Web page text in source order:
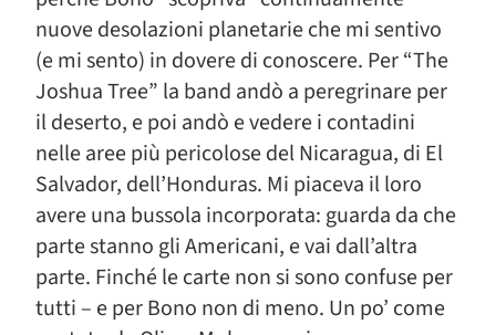
nuove desolazioni planetarie che mi sentivo
(e mi sento) in dovere di conoscere. Per “The
Joshua Tree” la band andò a peregrinare per
il deserto, e poi andò e vedere i contadini
nelle aree più pericolose del Nicaragua, di El
Salvador, dell’Honduras. Mi piaceva il loro
avere una bussola incorporata: guarda da che
parte stanno gli Americani, e vai dall’altra
parte. Finché le carte non si sono confuse per
tutti – e per Bono non di meno. Un po’ come